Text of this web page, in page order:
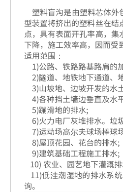
塑料盲沟是由塑料芯体外
型装置将挤出的塑料丝在
点，具有表面开孔率高，
下降，施工效率高，因而
适用范围：
1)公路、铁路路基路肩的
2)隧道、地铁地下通道、
3)山坡地、边坡开发的水
4)各种挡土墙边垂直及水
5)蹦滑地的排水;
6)火力电厂灰堆排水。垃
7)运动场高尔夫球场棒球
8)屋顶花园、花台的排水;
9)建筑基础工程施工排水;
10) 农业、园艺地下灌溉
11)低洼潮湿地的排水系
询。